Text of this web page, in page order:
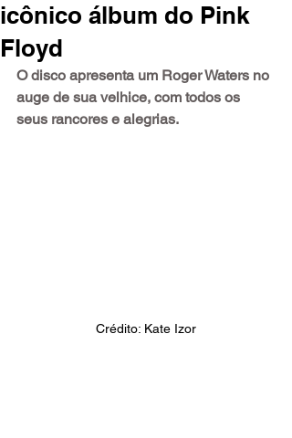
icônico álbum do Pink
Floyd
O disco apresenta um Roger Waters no
auge de sua velhice, com todos os
seus rancores e alegrias.
Crédito: Kate Izor